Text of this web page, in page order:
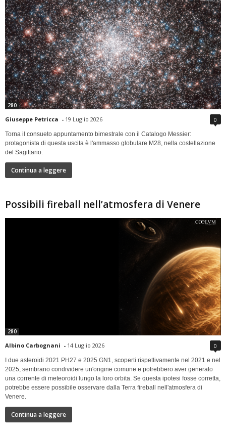
280
Giuseppe Petricca - 19 Luglio 2026 0
Torna il consueto appuntamento bimestrale con il Catalogo Messier:
protagonista di questa uscita è l'ammasso globulare M28, nella costellazione
del Sagittario.
Continua a leggere
Possibili fireball nell’atmosfera di Venere
280
Albino Carbognani - 14 Luglio 2026 0
I due asteroidi 2021 PH27 e 2025 GN1, scoperti rispettivamente nel 2021 e nel
2025, sembrano condividere un'origine comune e potrebbero aver generato
una corrente di meteoroidi lungo la loro orbita. Se questa ipotesi fosse corretta,
potrebbe essere possibile osservare dalla Terra fireball nell'atmosfera di
Venere.
Continua a leggere